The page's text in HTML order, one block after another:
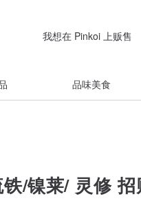
我想在 Pinkoi 上贩售
品味美食
/镍莱/ 灵修